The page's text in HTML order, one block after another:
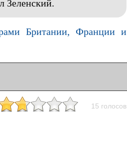
Зеленский.
Британии, Франции и
15 голосов